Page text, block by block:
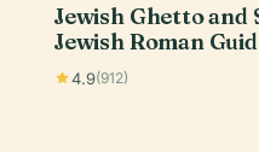
Jewish Ghetto and
Jewish Roman
4.9(912)